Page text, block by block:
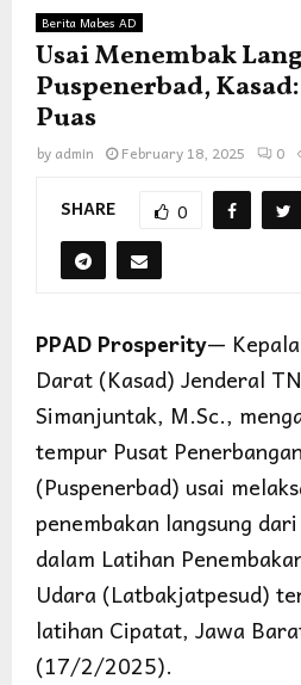
Berita Mabes AD
Usai Menembak
Puspenerbad,
Puas
by admin February 18, 2025 0
SHARE 0
PPAD Prosperity—
Darat (Kasad) Jenderal
Simanjuntak, M.Sc.,
tempur Pusat
(Puspenerbad) usai
penembakan langsung
dalam Latihan
Udara (Latbakjatpesud)
latihan Cipatat, Jawa
(17/2/2025).